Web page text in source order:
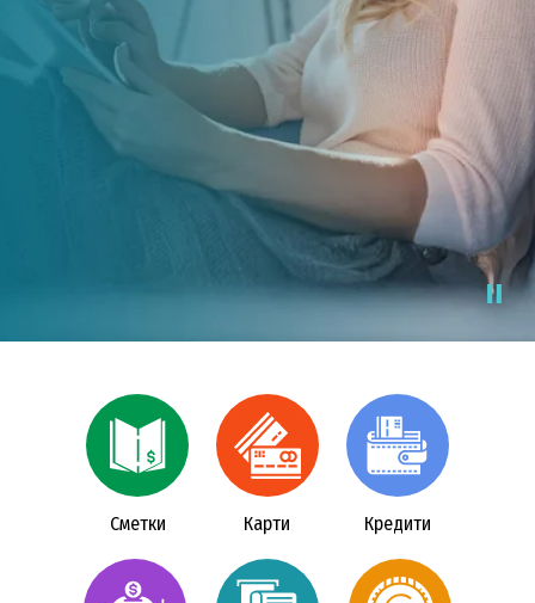
Сметки Карти Кредити